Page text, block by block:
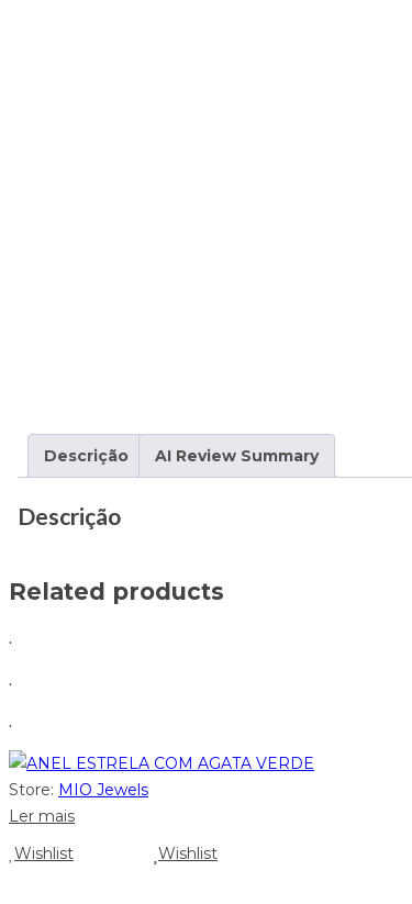
Descrição AI Review Summary
Descrição
Related products
.
.
.
Store: MIO Jewels
Ler mais
Wishlist
Wishlist